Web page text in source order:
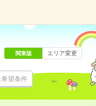
望条件
関東版 エリア変更